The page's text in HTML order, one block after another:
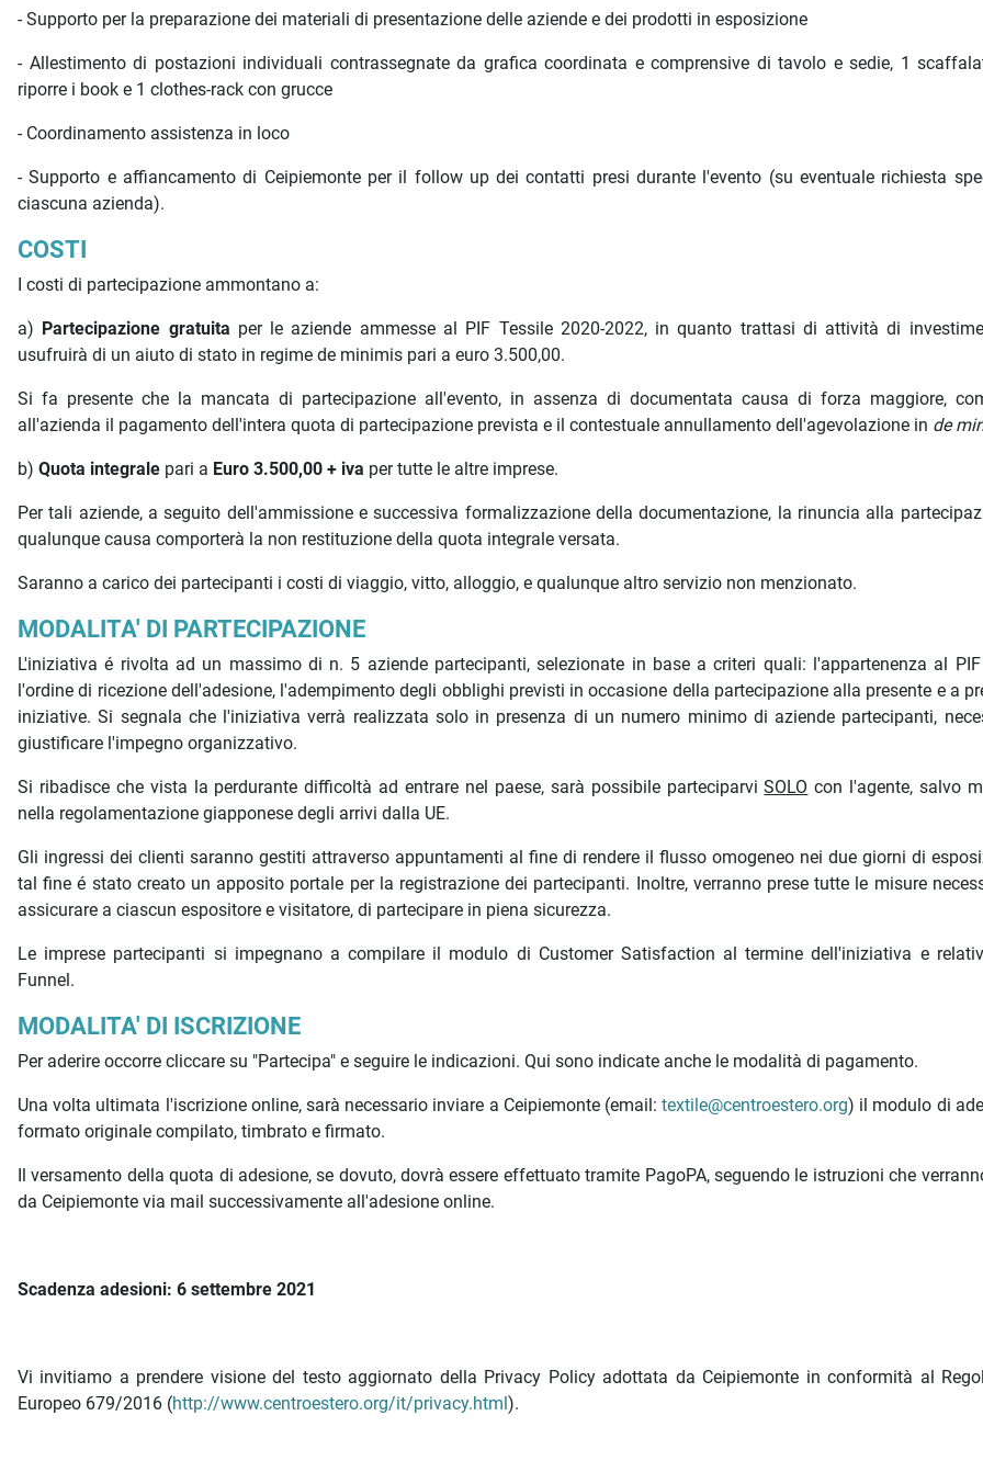
- Supporto per la preparazione dei materiali di presentazione delle aziende e dei prodotti in esposizione
- Allestimento di postazioni individuali contrassegnate da grafica coordinata e comprensive di tavolo e sedie, 1
riporre i book e 1 clothes-rack con grucce
- Coordinamento assistenza in loco
- Supporto e affiancamento di Ceipiemonte per il follow up dei contatti presi durante l'evento (su eventuale richiesta
ciascuna azienda).
COSTI
I costi di partecipazione ammontano a:
a) Partecipazione gratuita per le aziende ammesse al PIF Tessile 2020-2022, in quanto trattasi di attività di
usufruirà di un aiuto di stato in regime de minimis pari a euro 3.500,00.
Si fa presente che la mancata di partecipazione all'evento, in assenza di documentata causa di forza maggiore,
all'azienda il pagamento dell'intera quota di partecipazione prevista e il contestuale annullamento dell'agevolazione in de
b) Quota integrale pari a Euro 3.500,00 + iva per tutte le altre imprese.
Per tali aziende, a seguito dell'ammissione e successiva formalizzazione della documentazione, la rinuncia alla
qualunque causa comporterà la non restituzione della quota integrale versata.
Saranno a carico dei partecipanti i costi di viaggio, vitto, alloggio, e qualunque altro servizio non menzionato.
MODALITA' DI PARTECIPAZIONE
L'iniziativa é rivolta ad un massimo di n. 5 aziende partecipanti, selezionate in base a criteri quali: l'appartenenza al PIF
l'ordine di ricezione dell'adesione, l'adempimento degli obblighi previsti in occasione della partecipazione alla presente e a
iniziative. Si segnala che l'iniziativa verrà realizzata solo in presenza di un numero minimo di aziende partecipanti,
giustificare l'impegno organizzativo.
Si ribadisce che vista la perdurante difficoltà ad entrare nel paese, sarà possibile parteciparviSOLO con l'agente, salvo
nella regolamentazione giapponese degli arrivi dalla UE.
Gli ingressi dei clienti saranno gestiti attraverso appuntamenti al fine di rendere il flusso omogeneo nei due giorni di
tal fine é stato creato un apposito portale per la registrazione dei partecipanti. Inoltre, verranno prese tutte le misure
assicurare a ciascun espositore e visitatore, di partecipare in piena sicurezza.
Le imprese partecipanti si impegnano a compilare il modulo di Customer Satisfaction al termine dell'iniziativa e
Funnel.
MODALITA' DI ISCRIZIONE
Per aderire occorre cliccare su "Partecipa" e seguire le indicazioni. Qui sono indicate anche le modalità di pagamento.
Una volta ultimata l'iscrizione online, sarà necessario inviare a Ceipiemonte (email:textile@centroestero.org) il modulo di
formato originale compilato, timbrato e firmato.
Il versamento della quota di adesione, se dovuto, dovrà essere effettuato tramite PagoPA, seguendo le istruzioni che
da Ceipiemonte via mail successivamente all'adesione online.
Scadenza adesioni: 6 settembre 2021
Vi invitiamo a prendere visione del testo aggiornato della Privacy Policy adottata da Ceipiemonte in conformità al
Europeo 679/2016 (http://www.centroestero.org/it/privacy.html).